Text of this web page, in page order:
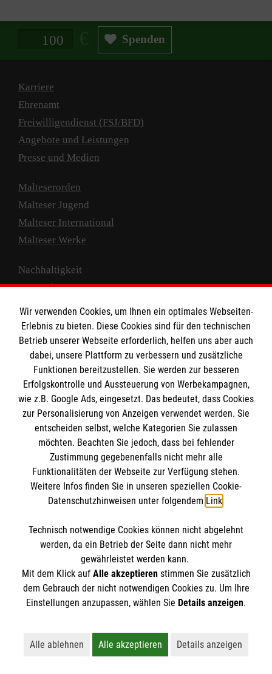
Spendenbetrag in Euro Spenden
Karriere
Ehrenamt
Freiwilligendienst (FSJ/BFD)
Angebote und Leistungen
Presse und Medien
Malteserorden
Malteser Jugend
Malteser International
Malteser Werke
Nachhaltigkeit
Prävention
Compliance
Transparenz
Spenden und Helfen
Spendenkonto
Empfänger: Malteser Hilfsdienst e.V.
IBAN: DE10 3706 0120 1201 2000 12
BIC: GENODED 1PA7
Newsletter abonnieren
Cookies verwalten Impressum | Datenschutz
Wir verwenden Cookies, um Ihnen ein optimales Webseiten-
Erlebnis zu bieten. Diese Cookies sind für den technischen
Betrieb unserer Webseite erforderlich, helfen uns aber auch
dabei, unsere Plattform zu verbessern und zusätzliche
Funktionen bereitzustellen. Sie werden zur besseren
Erfolgskontrolle und Aussteuerung von Werbekampagnen,
wie z.B. Google Ads, eingesetzt. Das bedeutet, dass Cookies
zur Personalisierung von Anzeigen verwendet werden. Sie
entscheiden selbst, welche Kategorien Sie zulassen
möchten. Beachten Sie jedoch, dass bei fehlender
Zustimmung gegebenenfalls nicht mehr alle
Funktionalitäten der Webseite zur Verfügung stehen.
Weitere Infos finden Sie in unseren speziellen Cookie-
Datenschutzhinweisen unter folgendem Link.
Technisch notwendige Cookies können nicht abgelehnt
werden, da ein Betrieb der Seite dann nicht mehr
gewährleistet werden kann.
Mit dem Klick auf Alle akzeptierenstimmen Sie zusätzlich
dem Gebrauch der nicht notwendigen Cookies zu. Um Ihre
Einstellungen anzupassen, wählen Sie Details anzeigen.
Alle ablehnen
Lehnt alle nicht-essentiellen Cookies ab
Alle akzeptieren
Akzeptiert alle Cookies
Details anzeigen